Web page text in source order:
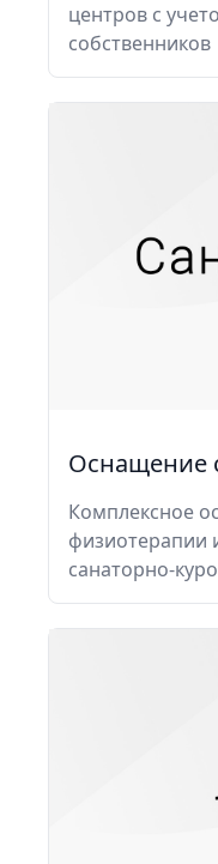
центров с
собственников
Оснащение
Комплексное
физиотерапии
санаторно-